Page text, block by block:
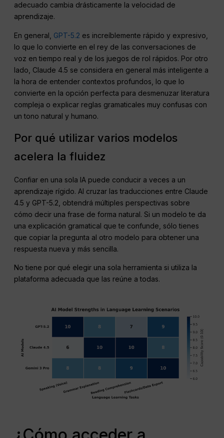
adecuado cambia drásticamente la velocidad de
aprendizaje.
En general, GPT-5.2 es increíblemente rápido y expresivo,
lo que lo convierte en el rey de las conversaciones de
voz en tiempo real y de los juegos de rol rápidos. Por otro
lado, Claude 4.5 se considera en general más inteligente a
la hora de entender contextos profundos, lo que lo
convierte en la opción perfecta para desmenuzar literatura
compleja o explicar reglas gramaticales muy confusas con
un tono natural y humano.
Por qué utilizar varios modelos
acelera la fluidez
Confiar en una sola IA puede conducir a veces a un
aprendizaje rígido. Al cruzar las traducciones entre Claude
4.5 y GPT-5.2, obtendrá múltiples perspectivas sobre
cómo decir una frase de forma natural. Si un modelo te da
una explicación gramatical que te confunde, sólo tienes
que copiar la pregunta al otro modelo para obtener una
respuesta nueva y más sencilla.
No tiene por qué elegir una sola herramienta si utiliza la
plataforma adecuada que las reúne a todas.